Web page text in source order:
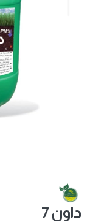
داون 7